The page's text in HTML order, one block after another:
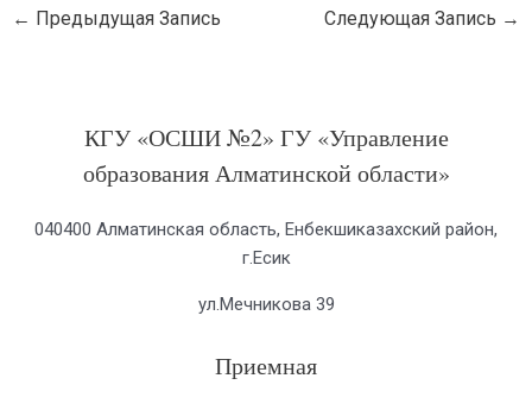
← Предыдущая Запись Следующая Запись →
КГУ «ОСШИ №2» ГУ «Управление
образования Алматинской области»
040400 Алматинская область, Енбекшиказахский район,
г.Есик
ул.Мечникова 39
Приемная